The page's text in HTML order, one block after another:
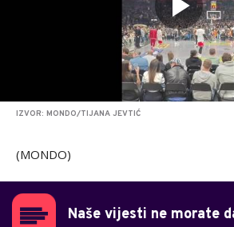
IZVOR: MONDO/TIJANA JEVTIĆ
(MONDO)
Naše vijesti ne morate